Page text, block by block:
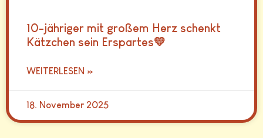
10-jähriger mit großem Herz schenkt
Kätzchen sein Erspartes💛
WEITERLESEN »
18. November 2025